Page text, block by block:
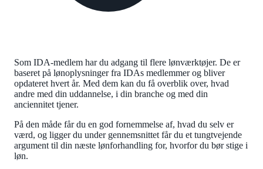
Som IDA-medlem har du adgang til flere lønværktøjer. De er
baseret på lønoplysninger fra IDAs medlemmer og bliver
opdateret hvert år. Med dem kan du få overblik over, hvad
andre med din uddannelse, i din branche og med din
anciennitet tjener.
På den måde får du en god fornemmelse af, hvad du selv er
værd, og ligger du under gennemsnittet får du et tungtvejende
argument til din næste lønforhandling for, hvorfor du bør stige i
løn.